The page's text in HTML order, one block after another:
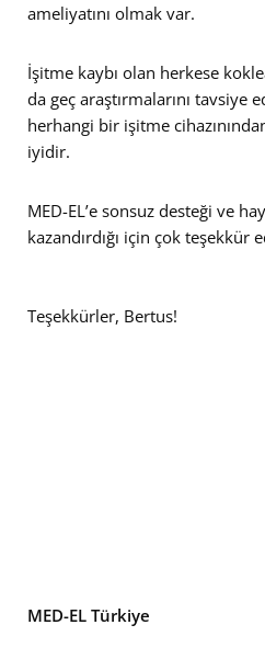
ameliyatını olmak var.
İşitme kaybı olan herkese
da geç araştırmalarını tavsiye
herhangi bir işitme
iyidir.
MED-EL’e sonsuz desteği ve
kazandırdığı için çok teşekkür
Teşekkürler, Bertus!
MED-EL Türkiye